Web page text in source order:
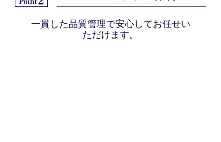
一貫した品質管理で安心してお任せい
ただけます。